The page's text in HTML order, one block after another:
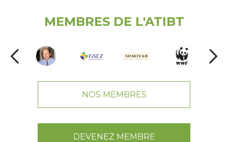
MEMBRES DE L'ATIBT
NOS MEMBRES
DEVENEZ MEMBRE